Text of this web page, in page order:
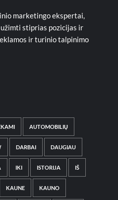
marketingo ekspertai,
stiprias pozicijas ir
ir turinio talpinimo
AUTOMOBILIŲ
DARBAI DAUGIAU
IKI ISTORIJA IŠ
KAUNE KAUNO